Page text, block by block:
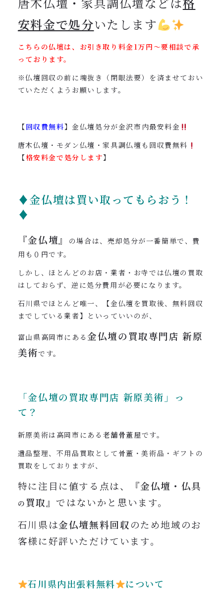
安料金で処分いたします
こちらの仏壇は、お引き取り料金1万円〜要相談で承
っております。
※仏壇回収の前に魂抜き（閉眼法要）を済ませておい
ていただくようお願いします。
【回収費無料】金仏壇処分が金沢市内最安料金
唐木仏壇・モダン仏壇・家具調仏壇も回収費無料
【格安料金で処分します】
♦金仏壇は買い取ってもらおう！
♦
『金仏壇』
の場合は、売却処分が一番簡単で、費
用も０円です。
しかし、ほとんどのお店・業者・お寺では仏壇の買取
はしておらず、逆に処分費用が必要になります。
石川県でほとんど唯一、【金仏壇を買取後、無料回収
までしている業者】といっていいのが、
富山県高岡市にある金仏壇の買取専門店新原
美術です。
「金仏壇の買取専門店 新原美術」っ
て？
新原美術は高岡市にある 老舗骨董屋です。
遺品整理、不用品買取として骨董・美術品・ギフトの
買取をしておりますが、
特に注目に値する点は、 『金仏壇・仏具
の 買取』 ではないかと思います。
石川県は金仏壇無料回収のため地域のお
客様に好評いただけています。
石川県内出張料無料 について